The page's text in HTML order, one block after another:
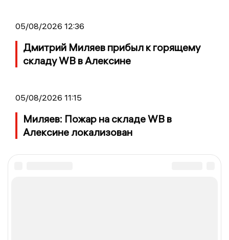
05/08/2026 12:36
Дмитрий Миляев прибыл к горящему
складу WB в Алексине
05/08/2026 11:15
Миляев: Пожар на складе WB в
Алексине локализован